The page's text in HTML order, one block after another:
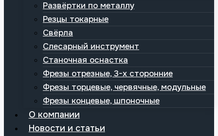
Развёртки по металлу
Резцы токарные
Свёрла
Слесарный инструмент
Станочная оснастка
Фрезы отрезные, 3-х сторонние
Фрезы торцевые, червячные, модульные
Фрезы концевые, шпоночные
О компании
Новости и статьи